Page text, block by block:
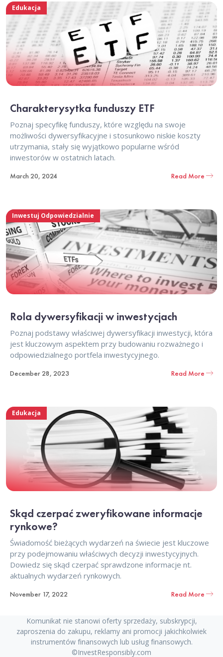
Edukacja
Charakterysytka funduszy ETF
Poznaj specyfikę funduszy, które względu na swoje
możliwości dywersyfikacyjne i stosunkowo niskie koszty
utrzymania, stały się wyjątkowo popularne wśród
inwestorów w ostatnich latach.
March 20, 2024 Read More
Inwestuj Odpowiedzialnie
Rola dywersyfikacji w inwestycjach
Poznaj podstawy właściwej dywersyfikacji inwestycji, która
jest kluczowym aspektem przy budowaniu rozważnego i
odpowiedzialnego portfela inwestycyjnego.
December 28, 2023 Read More
Edukacja
Skąd czerpać zweryfikowane informacje
rynkowe?
Świadomość bieżących wydarzeń na świecie jest kluczowe
przy podejmowaniu właściwych decyzji inwestycyjnych.
Dowiedz się skąd czerpać sprawdzone informacje nt.
aktualnych wydarzeń rynkowych.
November 17, 2022 Read More
Komunikat nie stanowi oferty sprzedaży, subskrypcji,
zaproszenia do zakupu, reklamy ani promocji jakichkolwiek
instrumentów finansowych lub usług finansowych.
©InvestResponsibly.com